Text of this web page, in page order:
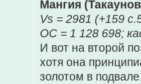
Мангия
Vs = 2981 (+159
ОС = 1 128 698;
И вот на второй
хотя она
золотом в